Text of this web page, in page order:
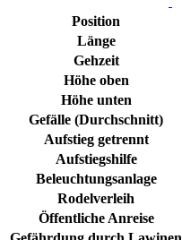
Position
Länge
Gehzeit
Höhe oben
Höhe unten
Gefälle (Durchschnitt)
Aufstieg getrennt
Aufstiegshilfe
Beleuchtungsanlage
Rodelverleih
Öffentliche Anreise